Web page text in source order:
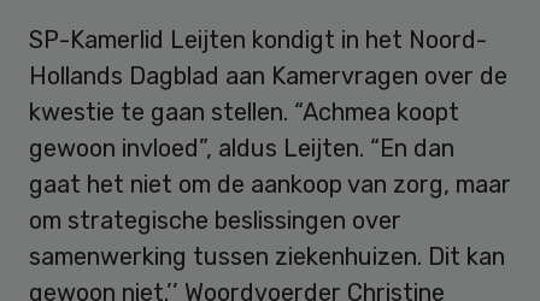
SP-Kamerlid Leijten kondigt in het Noord-
Hollands Dagblad aan Kamervragen over de
kwestie te gaan stellen. “Achmea koopt
gewoon invloed”, aldus Leijten. “En dan
gaat het niet om de aankoop van zorg, maar
om strategische beslissingen over
samenwerking tussen ziekenhuizen. Dit kan
gewoon niet.’’ Woordvoerder Christine